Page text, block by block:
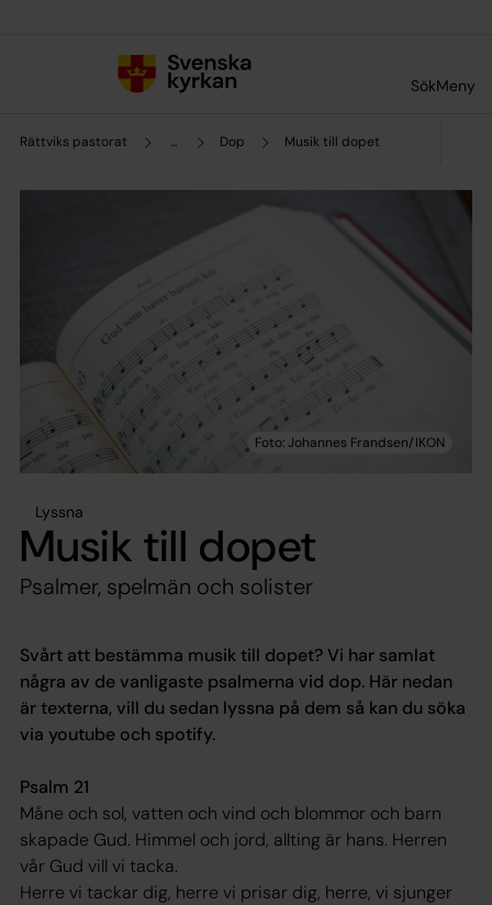
SökMeny
Rättviks pastorat ... Dop Musik till dopet
Lyssna
Musik till dopet
Psalmer, spelmän och solister
Svårt att bestämma musik till dopet? Vi har samlat
några av de vanligaste psalmerna vid dop. Här nedan
är texterna, vill du sedan lyssna på dem så kan du söka
via youtube och spotify.
Psalm 21
Måne och sol, vatten och vind och blommor och barn
skapade Gud. Himmel och jord, allting är hans. Herren
vår Gud vill vi tacka.
Herre vi tackar dig, herre vi prisar dig, herre, vi sjunger